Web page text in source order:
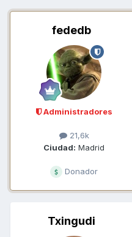
fededb
Administradores
21,6k
Ciudad: Madrid
Donador
Txingudi